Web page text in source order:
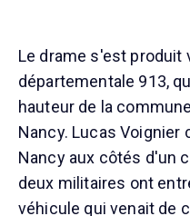
Le drame s'est produit
départementale 913,
hauteur de la
Nancy. Lucas Voignier
Nancy aux côtés d'un
deux militaires ont
véhicule qui venait de